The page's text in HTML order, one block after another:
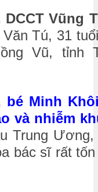
DCCT Vũng
Tú, 31
Vũ, tỉnh
Minh
và nhiễm
Trung
bác sĩ rất